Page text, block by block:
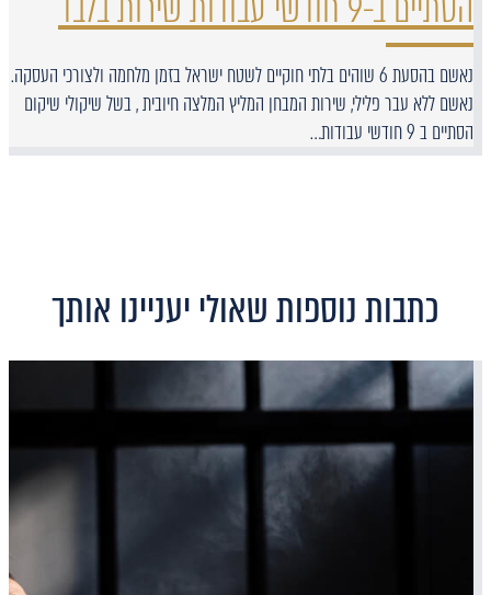
נאשם בהסעת 6 שוהים בלתי חוקיים לשטח ישראל בזמן מלחמה ולצורכי העסקה.
נאשם ללא עבר פלילי, שירות המבחן המליץ המלצה חיובית , בשל שיקולי שיקום
הסתיים ב 9 חודשי עבודות…
כתבות נוספות שאולי יעניינו אותך